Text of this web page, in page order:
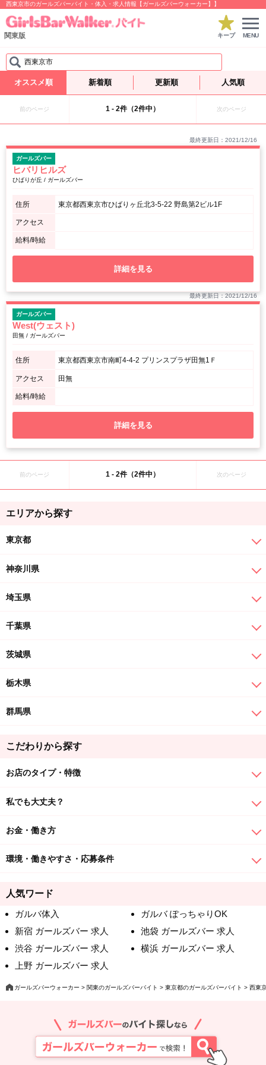
西東京市のガールズバーバイト・体入・求人情報【ガールズバーウォーカー】】
関東版 キープ MENU
西東京市
オススメ順 新着順 更新順 人気順
前のページ 1 - 2件（2件中） 次のページ
最終更新日：2021/12/16
ガールズバー
ヒバリヒルズ
ひばりが丘 / ガールズバー
住所 東京都西東京市ひばりヶ丘北3-5-22 野島第2ビル1F
アクセス
給料/時給
詳細を見る
最終更新日：2021/12/16
ガールズバー
West(ウェスト)
田無 / ガールズバー
住所 東京都西東京市南町4-4-2 プリンスプラザ田無1Ｆ
アクセス 田無
給料/時給
詳細を見る
前のページ 1 - 2件（2件中） 次のページ
エリアから探す
東京都
神奈川県
埼玉県
千葉県
茨城県
栃木県
群馬県
こだわりから探す
お店のタイプ・特徴
私でも大丈夫？
お金・働き方
環境・働きやすさ・応募条件
人気ワード
ガルバ体入
ガルバ ぽっちゃりOK
新宿 ガールズバー 求人
池袋 ガールズバー 求人
渋谷 ガールズバー 求人
横浜 ガールズバー 求人
上野 ガールズバー 求人
ガールズバーウォーカー 関東のガールズバーバイト 東京都のガールズバーバイト 西東